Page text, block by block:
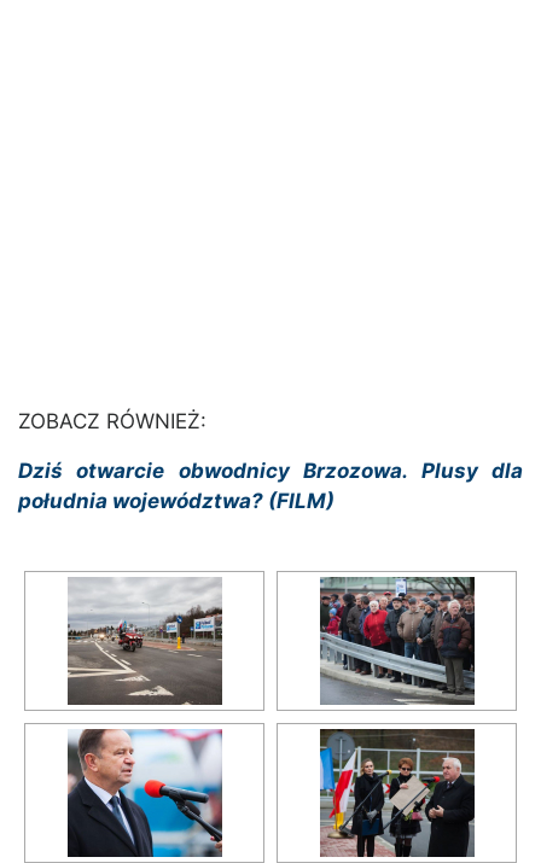
ZOBACZ RÓWNIEŻ:
Dziś otwarcie obwodnicy Brzozowa. Plusy dla
południa województwa? (FILM)